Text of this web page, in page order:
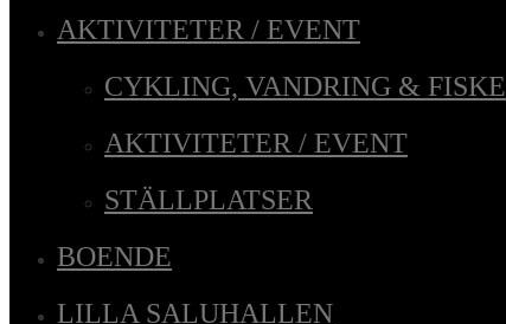
AKTIVITETER / EVENT
CYKLING, VANDRING & FISKE
AKTIVITETER / EVENT
STÄLLPLATSER
BOENDE
LILLA SALUHALLEN